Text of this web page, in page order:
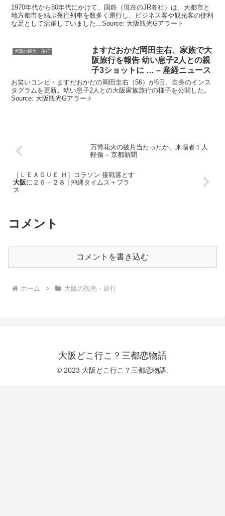
1970年代から80年代にかけて、国鉄（現在のJR各社）は、大都市と
地方都市を結ぶ夜行列車を数多く運行し、ビジネス客や観光客の便利
な足として活躍していました...Source: 大阪観光Gアラート
大阪の観光・旅行 ますだおかだ岡田圭右、家族で大
阪旅行を報告 幼い息子2人との親
子3ショットに … – 産経ニュース
お笑いコンビ・ますだおかだの岡田圭右（56）が6日、自身のインス
タグラムを更新。幼い息子2人との大阪家族旅行の様子を公開した。
Source: 大阪観光Gアラート
万博花火の破片当たったか、来場者１人
軽傷 – 京都新聞
［ＬＥＡＧＵＥ Ｈ］コラソン 接戦落とす
大阪に２６－２８ | 沖縄タイムス＋プラ
ス
コメント
コメントを書き込む
ホーム 大阪の観光・旅行
大阪どこ行こ？三都恋物語
© 2023 大阪どこ行こ？三都恋物語.